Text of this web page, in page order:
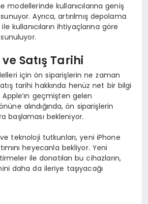
modellerinde kullanıcılarına geniş
Ayrıca, artırılmış depolama
kullanıcıların ihtiyaçlarına göre
Satış Tarihi
için ön siparişlerin ne zaman
tarihi hakkında henüz net bir bilgi
geçmişten gelen
alındığında, ön siparişlerin
başlaması bekleniyor.
teknoloji tutkunları, yeni iPhone
heyecanla bekliyor. Yeni
ile donatılan bu cihazların,
daha da ileriye taşıyacağı